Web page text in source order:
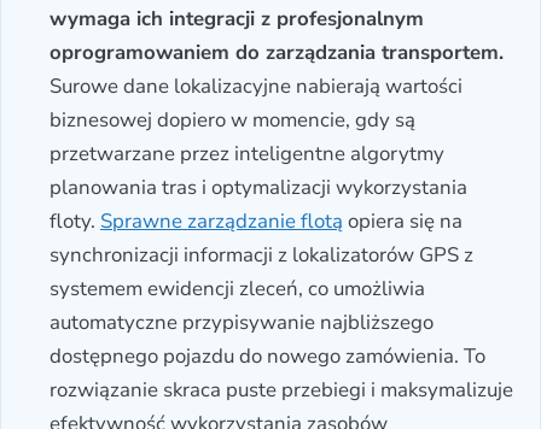
wymaga ich integracji z profesjonalnym
oprogramowaniem do zarządzania transportem.
Surowe dane lokalizacyjne nabierają wartości
biznesowej dopiero w momencie, gdy są
przetwarzane przez inteligentne algorytmy
planowania tras i optymalizacji wykorzystania
floty. Sprawne zarządzanie flotą opiera się na
synchronizacji informacji z lokalizatorów GPS z
systemem ewidencji zleceń, co umożliwia
automatyczne przypisywanie najbliższego
dostępnego pojazdu do nowego zamówienia. To
rozwiązanie skraca puste przebiegi i maksymalizuje
efektywność wykorzystania zasobów